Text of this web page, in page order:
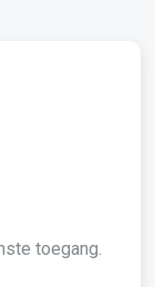
toegang.